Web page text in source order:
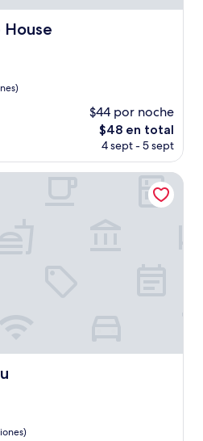
$44 por noche
El
precio
es
$48 en total
4 sept - 5 sept